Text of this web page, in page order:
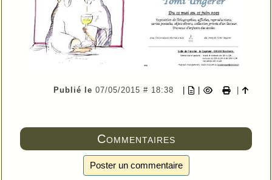
Publié le 07/05/2015 # 18:38 | | |
Commentaires
Poster un commentaire